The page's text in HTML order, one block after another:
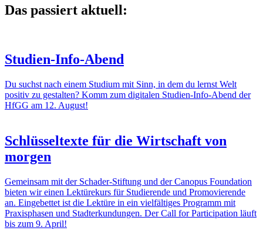
Das passiert aktuell:
Studien-Info-Abend
Du suchst nach einem Studium mit Sinn, in dem du lernst Welt
positiv zu gestalten? Komm zum digitalen Studien-Info-Abend der
HfGG am 12. August!
Schlüsseltexte für die Wirtschaft von
morgen
Gemeinsam mit der Schader-Stiftung und der Canopus Foundation
bieten wir einen Lektürekurs für Studierende und Promovierende
an. Eingebettet ist die Lektüre in ein vielfältiges Programm mit
Praxisphasen und Stadterkundungen. Der Call for Participation läuft
bis zum 9. April!